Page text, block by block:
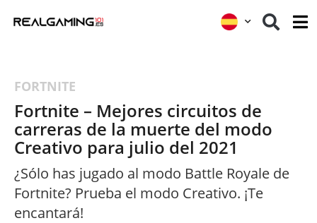
FORTNITE
Fortnite – Mejores circuitos de
carreras de la muerte del modo
Creativo para julio del 2021
¿Sólo has jugado al modo Battle Royale de
Fortnite? Prueba el modo Creativo. ¡Te
encantará!